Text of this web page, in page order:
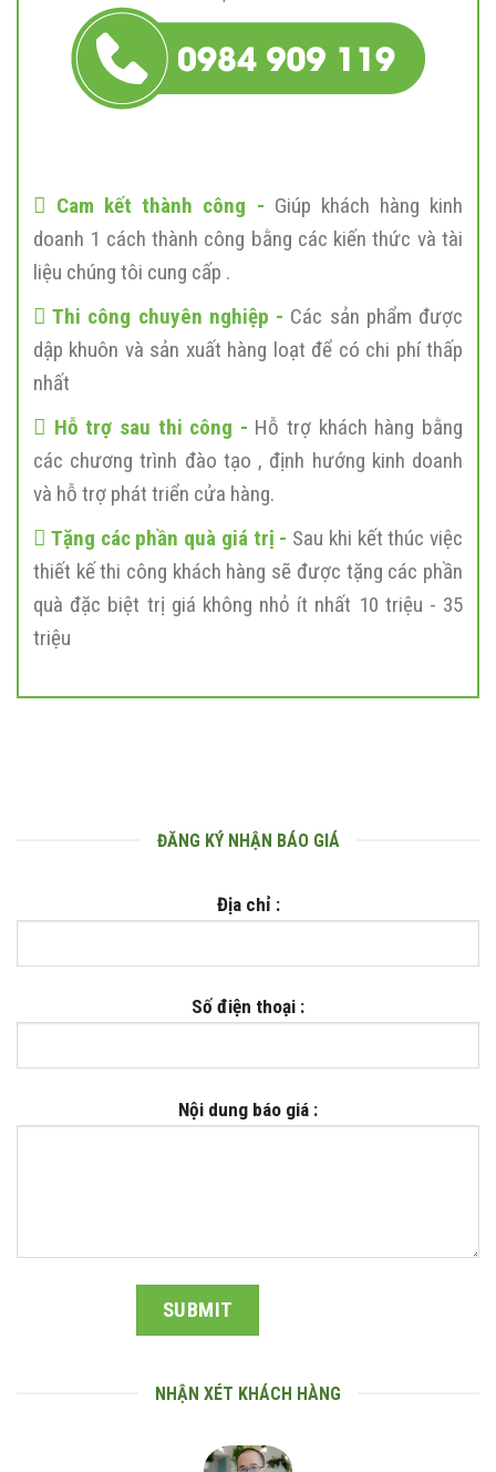
Cam kết thành công - Giúp khách hàng kinh
doanh 1 cách thành công bằng các kiến thức và tài
liệu chúng tôi cung cấp .
Thi công chuyên nghiệp - Các sản phẩm được
dập khuôn và sản xuất hàng loạt để có chi phí thấp
nhất
Hỗ trợ sau thi công - Hỗ trợ khách hàng bằng
các chương trình đào tạo , định hướng kinh doanh
và hỗ trợ phát triển cửa hàng.
Tặng các phần quà giá trị - Sau khi kết thúc việc
thiết kế thi công khách hàng sẽ được tặng các phần
quà đặc biệt trị giá không nhỏ ít nhất 10 triệu - 35
triệu
ĐĂNG KÝ NHẬN BÁO GIÁ
Địa chỉ :
Số điện thoại :
Nội dung báo giá :
NHẬN XÉT KHÁCH HÀNG